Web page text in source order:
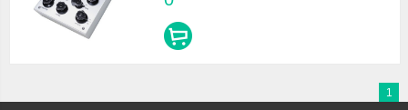
1